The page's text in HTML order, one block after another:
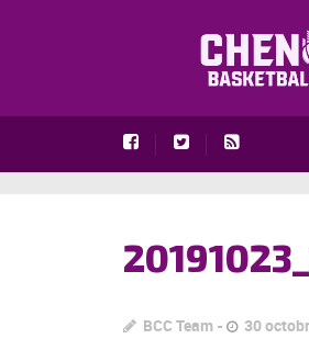
BCC Team 30